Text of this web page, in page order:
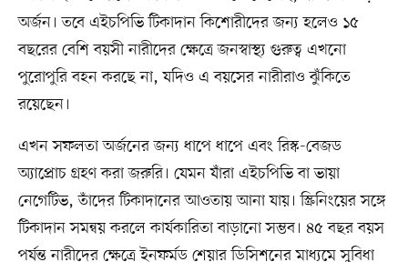
অর্জন। তবে এইচপিভি টিকাদান কিশোরীদের জন্য হলেও ১৫
বছরের বেশি বয়সী নারীদের ক্ষেত্রে জনস্বাস্থ্য গুরুত্ব এখনো
পুরোপুরি বহন করছে না, যদিও এ বয়সের নারীরাও ঝুঁকিতে
রয়েছেন।
এখন সফলতা অর্জনের জন্য ধাপে ধাপে এবং রিস্ক-বেজড
অ্যাপ্রোচ গ্রহণ করা জরুরি। যেমন যাঁরা এইচপিভি বা ভায়া
নেগেটিভ, তাঁদের টিকাদানের আওতায় আনা যায়। স্ক্রিনিংয়ের সঙ্গে
টিকাদান সমন্বয় করলে কার্যকারিতা বাড়ানো সম্ভব। ৪৫ বছর বয়স
পর্যন্ত নারীদের ক্ষেত্রে ইনফর্মড শেয়ার ডিসিশনের মাধ্যমে সুবিধা